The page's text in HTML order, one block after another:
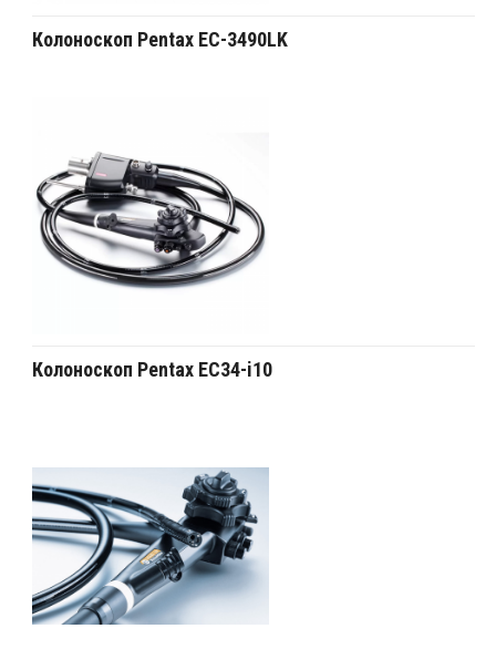
Колоноскоп Pentax EC-3490LK
Колоноскоп Pentax EC34-i10